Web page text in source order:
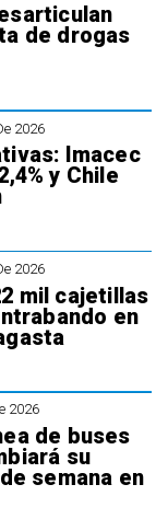
de drogas
2026
Imacec
y Chile
2026
mil cajetillas
en
2026
de buses
su
semana en